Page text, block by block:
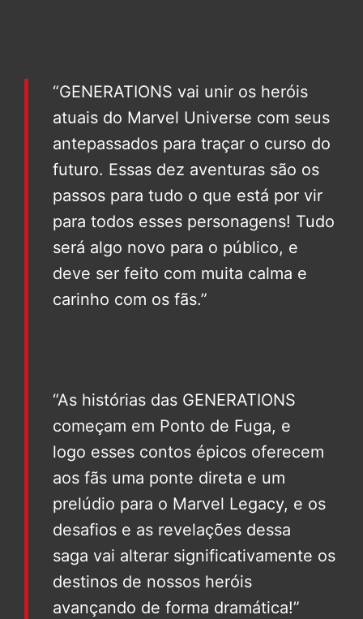
“GENERATIONS vai unir os heróis
atuais do Marvel Universe com seus
antepassados para traçar o curso do
futuro. Essas dez aventuras são os
passos para tudo o que está por vir
para todos esses personagens! Tudo
será algo novo para o público, e
deve ser feito com muita calma e
carinho com os fãs.”
“As histórias das GENERATIONS
começam em Ponto de Fuga, e
logo esses contos épicos oferecem
aos fãs uma ponte direta e um
prelúdio para o Marvel Legacy, e os
desafios e as revelações dessa
saga vai alterar significativamente os
destinos de nossos heróis
avançando de forma dramática!”